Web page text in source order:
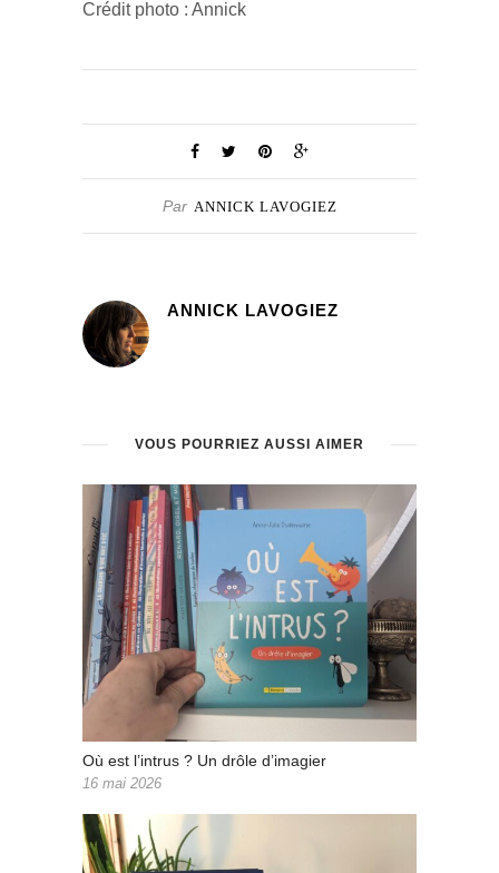
Crédit photo : Annick
Par ANNICK LAVOGIEZ
ANNICK LAVOGIEZ
VOUS POURRIEZ AUSSI AIMER
Où est l’intrus ? Un drôle d’imagier
16 mai 2026